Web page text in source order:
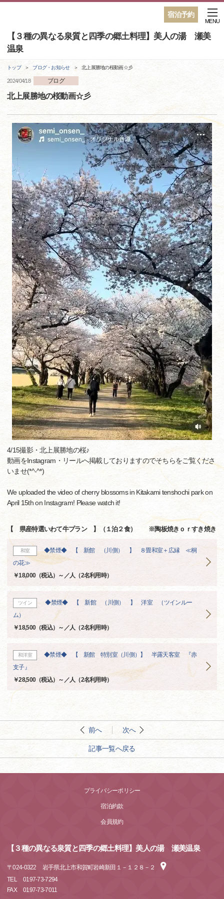
宿泊予約
【３種の異なる泉質と四季の郷土料理】美人の湯 瀬美
温泉
MENU
トップ ブログ・お知らせ 北上展勝地の桜動画☆彡
2024/04/18 ブログ
北上展勝地の桜動画☆彡
4/15撮影・北上展勝地の桜♪
動画をInstagram・リールへ掲載しておりますのでそちらをご覧くださ
いませ(*^-^*)
We uploaded the video of cherry blossoms in Kitakami tenshochi park on
April 15th on Instagram! Please watch it!
【 県産特選いわて牛プラン 】（１泊２食） ※陶板焼きｏｒすき焼き
和室
◆禁煙◆ 【 新館 （川側） 】 ８畳和室＋広縁 ≪桐
の花≫
￥18,000（税込）～／人（2名利用時）
ツイン
◆禁煙◆ 【 新館 （川側） 】 洋室 （ツインルー
ム）
￥18,500（税込）～／人（2名利用時）
和洋室
◆禁煙◆ 【 新館 特別室（川側）】 半露天客室 『赤
支子』
￥28,500（税込）～／人（2名利用時）
前へ 次へ
記事一覧へ戻る
プライバシーポリシー
宿泊約款
会員規約
【３種の異なる泉質と四季の郷土料理】美人の湯 瀬美温泉
〒024-0322
岩手県北上市和賀町岩崎新田１－１２８－２
TEL
0197-73-7294
FAX
0197-73-7011